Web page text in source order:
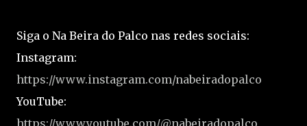
Siga o Na Beira do Palco nas redes sociais:
Instagram:
https://www.instagram.com/nabeiradopalco
YouTube: